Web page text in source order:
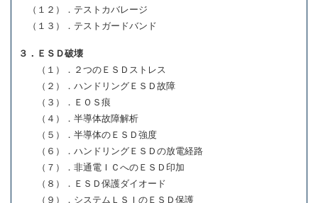
（１２）．テストカバレージ
（１３）．テストガードバンド
３．ＥＳＤ破壊
（１）．２つのＥＳＤストレス
（２）．ハンドリングＥＳＤ故障
（３）．ＥＯＳ痕
（４）．半導体故障解析
（５）．半導体のＥＳＤ強度
（６）．ハンドリングＥＳＤの放電経路
（７）．非通電ＩＣへのＥＳＤ印加
（８）．ＥＳＤ保護ダイオード
（９）．システムＬＳＩのＥＳＤ保護